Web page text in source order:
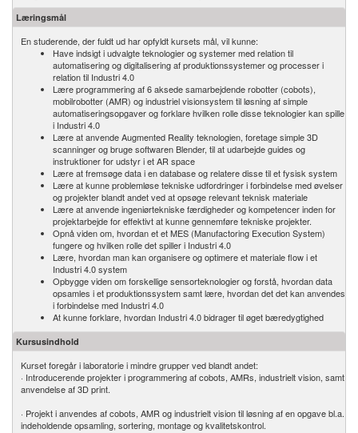
Læringsmål
En studerende, der fuldt ud har opfyldt kursets mål, vil kunne:
Have indsigt i udvalgte teknologier og systemer med relation til
automatisering og digitalisering af produktionssystemer og processer i
relation til Industri 4.0
Lære programmering af 6 aksede samarbejdende robotter (cobots),
mobilrobotter (AMR) og industriel visionsystem til løsning af simple
automatiseringsopgaver og forklare hvilken rolle disse teknologier kan spille
i Industri 4.0
Lære at anvende Augmented Reality teknologien, foretage simple 3D
scanninger og bruge softwaren Blender, til at udarbejde guides og
instruktioner for udstyr i et AR space
Lære at fremsøge data i en database og relatere disse til et fysisk system
Lære at kunne problemløse tekniske udfordringer i forbindelse med øvelser
og projekter blandt andet ved at opsøge relevant teknisk materiale
Lære at anvende ingeniørtekniske færdigheder og kompetencer inden for
projektarbejde for effektivt at kunne gennemføre tekniske projekter.
Opnå viden om, hvordan et et MES (Manufactoring Execution System)
fungere og hvilken rolle det spiller i Industri 4.0
Lære, hvordan man kan organisere og optimere et materiale flow i et
Industri 4.0 system
Opbygge viden om forskellige sensorteknologier og forstå, hvordan data
opsamles i et produktionssystem samt lære, hvordan det det kan anvendes
i forbindelse med Industri 4.0
At kunne forklare, hvordan Industri 4.0 bidrager til øget bæredygtighed
Kursusindhold
Kurset foregår i laboratorie i mindre grupper ved blandt andet:
· Introducerende projekter i programmering af cobots, AMRs, industrielt vision, samt
anvendelse af 3D print.
· Projekt i anvendes af cobots, AMR og industrielt vision til løsning af en opgave bl.a.
indeholdende opsamling, sortering, montage og kvalitetskontrol.